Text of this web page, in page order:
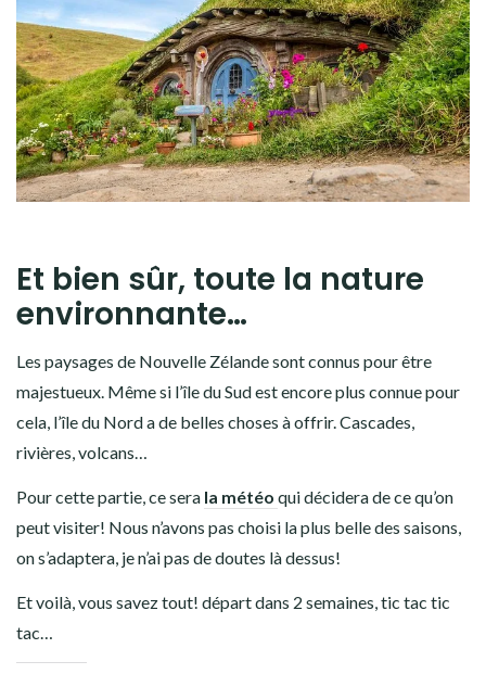
Et bien sûr, toute la nature
environnante…
Les paysages de Nouvelle Zélande sont connus pour être
majestueux. Même si l’île du Sud est encore plus connue pour
cela, l’île du Nord a de belles choses à offrir. Cascades,
rivières, volcans…
Pour cette partie, ce sera la météo qui décidera de ce qu’on
peut visiter! Nous n’avons pas choisi la plus belle des saisons,
on s’adaptera, je n’ai pas de doutes là dessus!
Et voilà, vous savez tout! départ dans 2 semaines, tic tac tic
tac…